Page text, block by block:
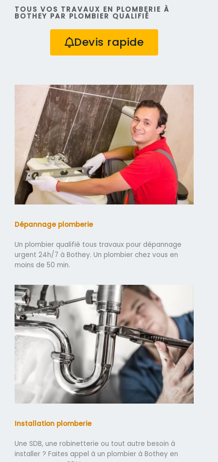
TOUS VOS TRAVAUX EN PLOMBERIE À
BOTHEY PAR PLOMBIER QUALIFIÉ
Devis rapide
Dépannage plomberie
Un plombier qualifié tous travaux pour dépannage
urgent 24h/7 à Bothey. Un plombier chez vous en
moins de 50 min.
Installation plomberie
Une SDB, une robinetterie ou tout autre besoin à
installer ? Faites appel à un plombier à Bothey en